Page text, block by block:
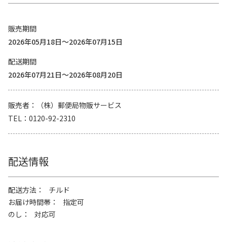
販売期間
2026年05月18日～2026年07月15日
配送期間
2026年07月21日～2026年08月20日
販売者
（株）郵便局物販サービス
TEL
0120-92-2310
配送情報
配送方法
チルド
お届け時間帯
指定可
のし
対応可